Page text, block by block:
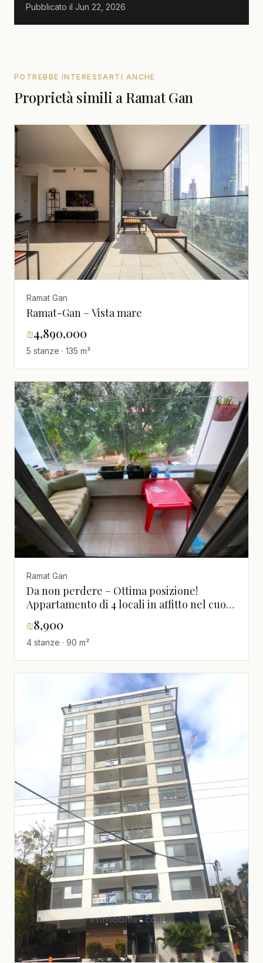
Pubblicato il Jun 22, 2026
POTREBBE INTERESSARTI ANCHE
Proprietà simili a Ramat Gan
Ramat Gan
Ramat-Gan – Vista mare
₪4,890,000
5 stanze · 135 m²
Ramat Gan
Da non perdere – Ottima posizione!
Appartamento di 4 locali in affitto nel cuore
di Ramat Gan, vicino al parco Hayarkon
₪8,900
4 stanze · 90 m²